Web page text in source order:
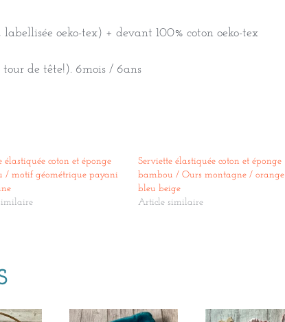
oeko-tex) + devant 100% coton oeko-tex
de tête!). 6mois / 6ans
élastiquée coton et éponge
/ motif géométrique payani
Serviette élastiquée coton et éponge
bambou / Ours montagne / orange
bleu beige
Article similaire